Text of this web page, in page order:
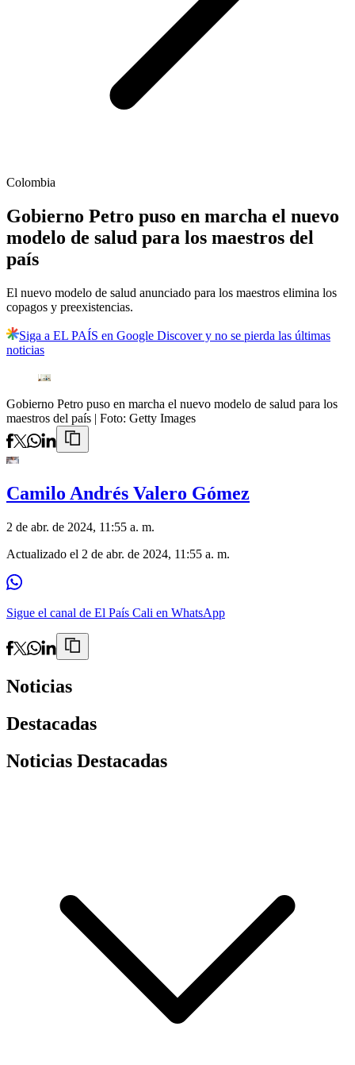
Colombia
Gobierno Petro puso en marcha el nuevo
modelo de salud para los maestros del
país
El nuevo modelo de salud anunciado para los maestros elimina los
copagos y preexistencias.
Siga a EL PAÍS en Google Discover y no se pierda las últimas
noticias
Gobierno Petro puso en marcha el nuevo modelo de salud para los
maestros del país | Foto: Getty Images
Camilo Andrés Valero Gómez
2 de abr. de 2024, 11:55 a. m.
Actualizado el 2 de abr. de 2024, 11:55 a. m.
Sigue el canal de El País Cali en WhatsApp
Noticias
Destacadas
Noticias Destacadas